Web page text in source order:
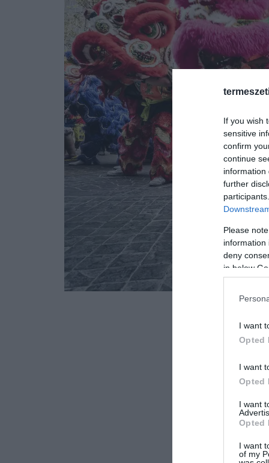
If you wish
sensitive
confirm
continue
information
further
Please
information
deny
in below
I want
Opted
I want
Opted
I want
Opted
I want
of my